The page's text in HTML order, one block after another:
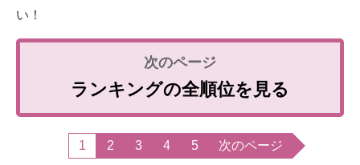
い！
ランキングの全順位を見る
1 2 3 4 5 次のページ